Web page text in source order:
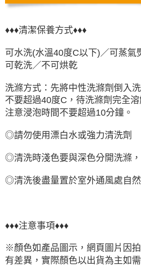
♦♦♦清潔保養方式♦♦♦
可水洗(水溫40度C以下)／可蒸氣
可乾洗／不可烘乾
洗滌方式：先將中性洗滌劑倒入
不要超過40度C，待洗滌劑完全溶
注意浸泡時間不要超過10分鐘。
◎請勿使用漂白水或強力清洗劑
◎清洗時淺色要與深色分開洗滌
◎清洗後盡量置於室外通風處自
♦♦♦注意事項♦♦♦
※顏色如產品圖示，網頁圖片因
有差異，實際顏色以出貨為主如